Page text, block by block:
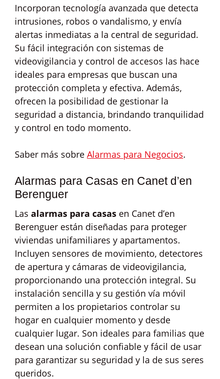
Incorporan tecnología avanzada que detecta
intrusiones, robos o vandalismo, y envía
alertas inmediatas a la central de seguridad.
Su fácil integración con sistemas de
videovigilancia y control de accesos las hace
ideales para empresas que buscan una
protección completa y efectiva. Además,
ofrecen la posibilidad de gestionar la
seguridad a distancia, brindando tranquilidad
y control en todo momento.
Saber más sobre Alarmas para Negocios.
Alarmas para Casas en Canet d’en
Berenguer
Las alarmas para casas en Canet d’en
Berenguer están diseñadas para proteger
viviendas unifamiliares y apartamentos.
Incluyen sensores de movimiento, detectores
de apertura y cámaras de videovigilancia,
proporcionando una protección integral. Su
instalación sencilla y su gestión vía móvil
permiten a los propietarios controlar su
hogar en cualquier momento y desde
cualquier lugar. Son ideales para familias que
desean una solución confiable y fácil de usar
para garantizar su seguridad y la de sus seres
queridos.